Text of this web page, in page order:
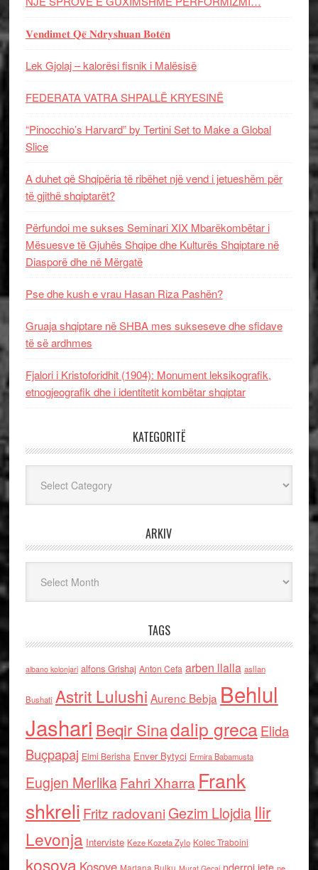
𝐕𝐞𝐧𝐝𝐢𝐦𝐞𝐭 𝐐𝐞̈ 𝐍𝐝𝐫𝐲𝐬𝐡𝐮𝐚𝐧 𝐁𝐨𝐭𝐞̈𝐧
Lek Gjolaj – kalorësi fisnik i Malësisë
FEDERATA VATRA SHPALLË KRYESINË
“Pinocchio’s Harvard” by Tertini Set to Make a Global
Slice
A duhet që Shqipëria të ribëhet një vend i jetueshëm për
të gjithë shqiptarët?
Përfundoi me sukses Seminari XIX Mbarëkombëtar i
Mësuesve të Gjuhës Shqipe dhe Kulturës Shqiptare në
Diasporë dhe në Mërgatë
Pse dhe kush e vrau Hasan Riza Pashën?
Gruaja shqiptare në SHBA mes sukseseve dhe sfidave
të së ardhmes
Fjalori i Kristoforidhit (1904): Monument leksikografik,
etnogjeografik dhe i identitetit kombëtar shqiptar
KATEGORITË
ARKIV
TAGS
albano kolonjari alfons Grishaj Anton Cefa arben llalla asllan
Bushati Astrit Lulushi Aurenc Bebja Behlul
Jashari Beqir Sinadalip grecaElida
Buçpapaj Elmi Berisha Enver Bytyci Ermira Babamusta
Eugjen MerlikaFahri Xharra Frank
shkreli Fritz radovaniGezim Llojdia Ilir
Levonja Interviste Keze Kozeta Zylo Kolec Traboini
kosova Kosove Marjana Bulku nderroi jete ne